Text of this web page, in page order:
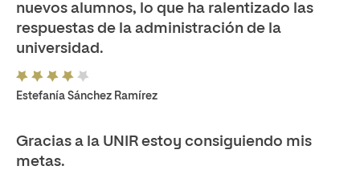
nuevos alumnos, lo que ha ralentizado las
respuestas de la administración de la
universidad.
Estefanía Sánchez Ramírez
Gracias a la UNIR estoy consiguiendo mis
metas.